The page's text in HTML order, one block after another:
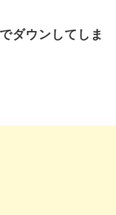
ダウンしてしま